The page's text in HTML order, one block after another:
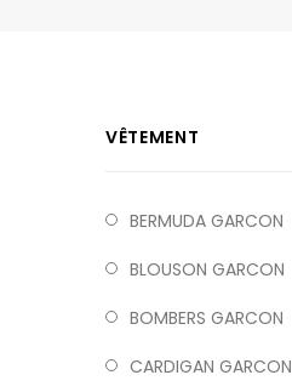
VÊTEMENT
BERMUDA GARCON
BLOUSON GARCON
BOMBERS GARCON
CARDIGAN GARCON